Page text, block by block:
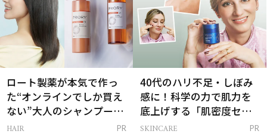
ロート製薬が本気で作っ
た“オンラインでしか買え
ない”大人のシャンプー＆
トリートメントって？
HAIR PR
40代のハリ不足・しぼみ
感に！科学の力で肌力を
底上げする「肌密度セラ
ム」
SKINCARE PR